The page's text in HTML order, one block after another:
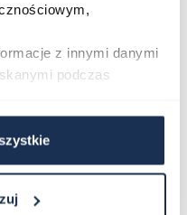
z innymi danymi
podczas
jest możliwe za pomocą